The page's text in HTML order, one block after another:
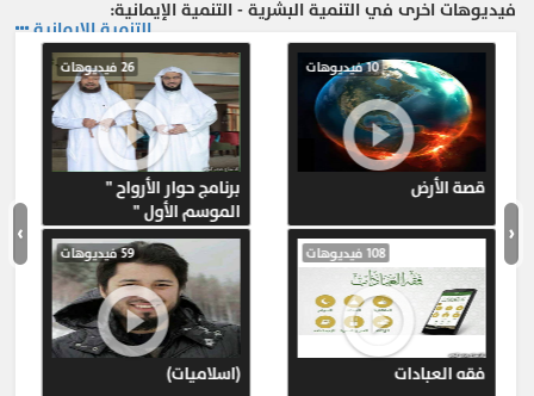
فيديوهات اخرى في التنمية البشرية - التنمية الإيمانية:
التنمية الإيمانية
قصة الأرض
10 فيديوهات
برنامج حوار الأرواح "
الموسم الأول "
26 فيديوهات
فقه العبادات
108 فيديوهات
(اسلاميات)
59 فيديوهات ‹
›